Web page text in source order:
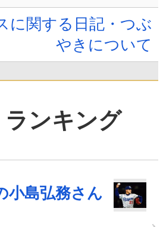
に関する日記・つぶ
やきについて
ンキング
小島弘務さん